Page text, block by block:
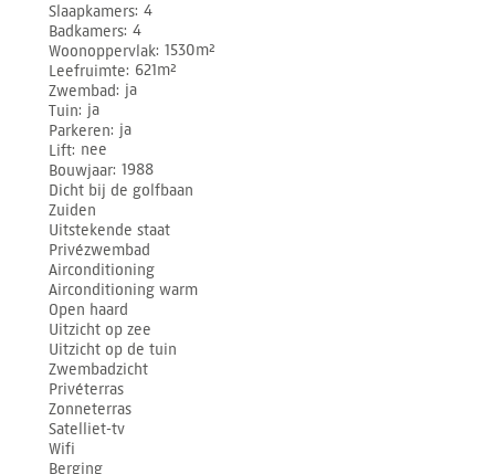
Slaapkamers 4
Badkamers 4
Woonoppervlak 1530m²
Leefruimte 621m²
Zwembad ja
Tuin ja
Parkeren ja
Lift nee
Bouwjaar 1988
Dicht bij de golfbaan
Zuiden
Uitstekende staat
Privézwembad
Airconditioning
Airconditioning warm
Open haard
Uitzicht op zee
Uitzicht op de tuin
Zwembadzicht
Privéterras
Zonneterras
Satelliet-tv
Wifi
Berging